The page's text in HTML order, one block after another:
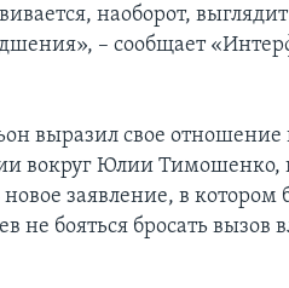
наоборот,
– сообщает
выразил свое
вокруг Юлии Тимошенко,
заявление, в
не бояться бросать вызов